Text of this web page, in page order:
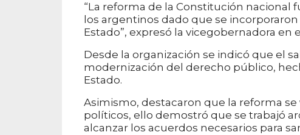
“La reforma de la Constitución nacional
los argentinos dado que se
Estado”, expresó la vicegobernadora
Desde la organización se indicó que el
modernización del derecho público,
Estado.
Asimismo, destacaron que la reforma
políticos, ello demostró que se trabajó
alcanzar los acuerdos necesarios para